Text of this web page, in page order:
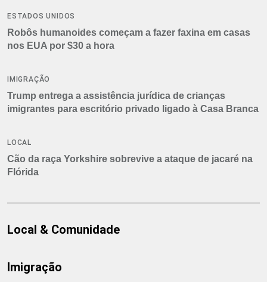
ESTADOS UNIDOS
Robôs humanoides começam a fazer faxina em casas
nos EUA por $30 a hora
IMIGRAÇÃO
Trump entrega a assistência jurídica de crianças
imigrantes para escritório privado ligado à Casa Branca
LOCAL
Cão da raça Yorkshire sobrevive a ataque de jacaré na
Flórida
Local & Comunidade
Imigração